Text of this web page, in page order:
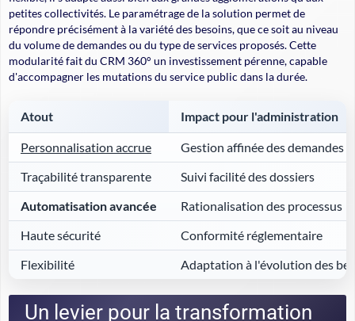
petites collectivités. Le paramétrage de la solution permet de
répondre précisément à la variété des besoins, que ce soit au niveau
du volume de demandes ou du type de services proposés. Cette
modularité fait du CRM 360° un investissement pérenne, capable
d'accompagner les mutations du service public dans la durée.
Atout Impact pour l'administration
Personnalisation accrue
Gestion affinée des demandes
Traçabilité transparente
Suivi facilité des dossiers
Automatisation avancée
Rationalisation des processus
Haute sécurité
Conformité réglementaire
Flexibilité
Adaptation à l'évolution des
Un levier pour la transformation